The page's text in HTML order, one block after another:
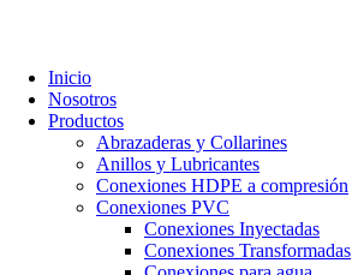
Inicio
Nosotros
Productos
Abrazaderas y Collarines
Anillos y Lubricantes
Conexiones HDPE a compresión
Conexiones PVC
Conexiones Inyectadas
Conexiones Transformadas